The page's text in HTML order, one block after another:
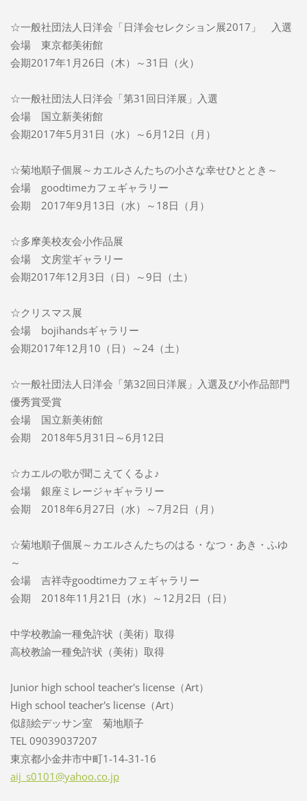
☆一般社団法人日洋会「日洋会セレクション展2017」 入選
会場 東京都美術館
会期2017年1月26日（木）～31日（火）
☆一般社団法人日洋会「第31回日洋展」入選
会場 国立新美術館
会期2017年5月31日（水）～6月12日（月）
☆菊地順子個展～カエルさんたちの小さな幸せひととき～
会場 goodtimeカフェギャラリー
会期 2017年9月13日（水）～18日（月）
☆多摩美校友会小作品展
会場 文房堂ギャラリー
会期2017年12月3日（日）～9日（土）
☆クリスマス展
会場 bojihandsギャラリー
会期2017年12月10（日）～24（土）
☆一般社団法人日洋会「第32回日洋展」入選及び小作品部門
優秀賞受賞
会場 国立新美術館
会期 2018年5月31日～6月12日
☆カエルの歌が聞こえてくるよ♪
会場 銀座ミレージャギャラリー
会期 2018年6月27日（水）～7月2日（月）
☆菊地順子個展～カエルさんたちのはる・なつ・あき・ふゆ
～
会場 吉祥寺goodtimeカフェギャラリー
会期 2018年11月21日（水）～12月2日（日）
中学校教諭一種免許状（美術）取得
高校教諭一種免許状（美術）取得
Junior high school teacher's license（Art）
High school teacher's license（Art）
似顔絵デッサン室 菊地順子
TEL 09039037207
東京都小金井市中町1-14-31-16
aij_s0101@yahoo.co.jp